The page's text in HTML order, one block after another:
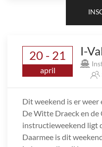
20 - 21
april
I-
Dit weekend is er
De Witte Draeck en
instructieweekend ligt
Daarmee is dit